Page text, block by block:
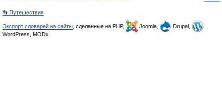
👣 Путешествия
Экспорт словарей на сайты , сделанные на PHP, Joomla,
Drupal,
WordPress, MODx.